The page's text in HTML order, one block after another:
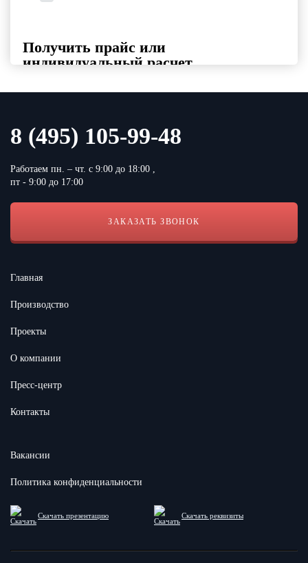
Получить прайс или
индивидуальный расчет
контактные данные и удобный формат файла
8 (495) 105-99-48
Работаем пн. – чт. с 9:00 до 18:00 ,
пт - 9:00 до 17:00
ЗАКАЗАТЬ ЗВОНОК
Главная
Производство
Проекты
О компании
Пресс-центр
Контакты
Вакансии
Политика конфиденциальности
Скачать презентацию Скачать реквизиты